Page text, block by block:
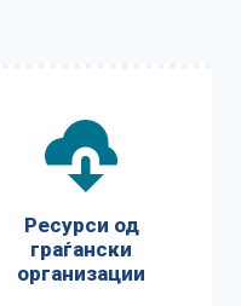
Ресурси од
граѓански
организации